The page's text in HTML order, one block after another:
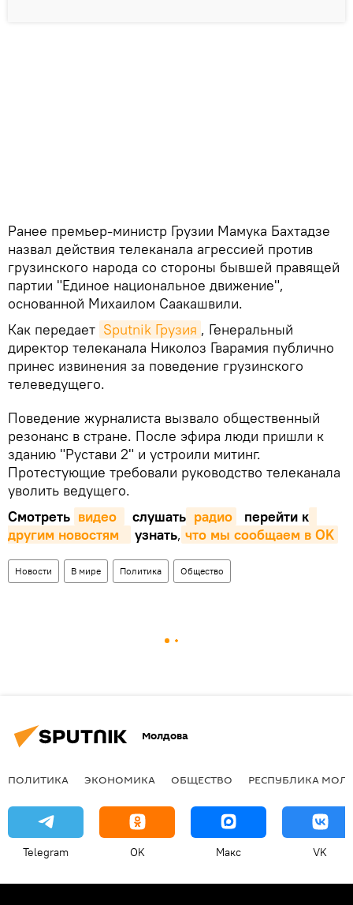
Ранее премьер-министр Грузии Мамука Бахтадзе
назвал действия телеканала агрессией против
грузинского народа со стороны бывшей правящей
партии "Единое национальное движение",
основанной Михаилом Саакашвили.
Как передает Sputnik Грузия , Генеральный
директор телеканала Николоз Гварамия публично
принес извинения за поведение грузинского
телеведущего.
Поведение журналиста вызвало общественный
резонанс в стране. После эфира люди пришли к
зданию "Рустави 2" и устроили митинг.
Протестующие требовали руководство телеканала
уволить ведущего.
Смотреть видео слушать радио
перейти к
другим новостям
узнать, что мы сообщаем в OK
Новости В мире Политика Общество
Молдова
ПОЛИТИКА ЭКОНОМИКА ОБЩЕСТВО РЕСПУБЛИКА
Telegram OK Макс VK